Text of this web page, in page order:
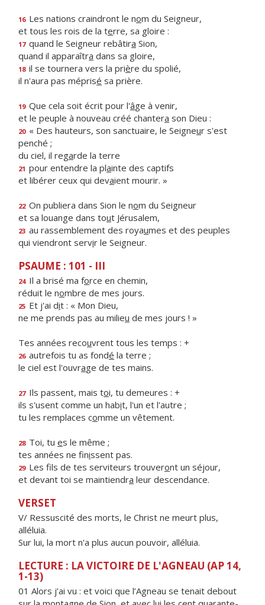
16 Les nations craindront le nom du Seigneur,
et tous les rois de la terre, sa gloire :
17 quand le Seigneur rebâtira Sion,
quand il apparaîtra dans sa gloire,
18 il se tournera vers la prière du spolié,
il n'aura pas méprisé sa prière.
19 Que cela soit écrit pour l'âge à venir,
et le peuple à nouveau créé chantera son Dieu :
20 « Des hauteurs, son sanctuaire, le Seigneur s'est
penché ;
du ciel, il regarde la terre
21 pour entendre la plainte des captifs
et libérer ceux qui devaient mourir. »
22 On publiera dans Sion le nom du Seigneur
et sa louange dans tout Jérusalem,
23 au rassemblement des royaumes et des peuples
qui viendront servir le Seigneur.
PSAUME : 101 - III
24 Il a brisé ma force en chemin,
réduit le nombre de mes jours.
25 Et j'ai dit : « Mon Dieu,
ne me prends pas au milieu de mes jours ! »
Tes années recouvrent tous les temps : +
26 autrefois tu as fondé la terre ;
le ciel est l'ouvrage de tes mains.
27 Ils passent, mais toi, tu demeures : +
ils s'usent comme un habit, l'un et l'autre ;
tu les remplaces comme un vêtement.
28 Toi, tu es le même ;
tes années ne finissent pas.
29 Les fils de tes serviteurs trouveront un séjour,
et devant toi se maintiendra leur descendance.
VERSET
V/ Ressuscité des morts, le Christ ne meurt plus,
alléluia.
Sur lui, la mort n'a plus aucun pouvoir, alléluia.
LECTURE : LA VICTOIRE DE L'AGNEAU (AP 14,
1-13)
01 Alors j’ai vu : et voici que l’Agneau se tenait debout